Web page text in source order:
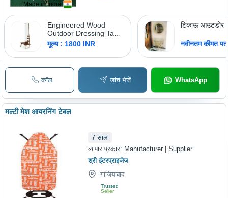
Made in India
Engineered Wood
Outdoor Dressing Table
- Color: Brown
मूल्य : 1800 INR
टिकाऊ आउटडोर
नवीनतम कीमत
कॉल जांच भेजें WhatsApp
मल्टी मेश आयरनिंग टेबल
7 साल
व्यापार प्रकार: Manufacturer | Supplier
श्री इंटरप्राइजेज
गाज़ियाबाद
Trusted
Seller